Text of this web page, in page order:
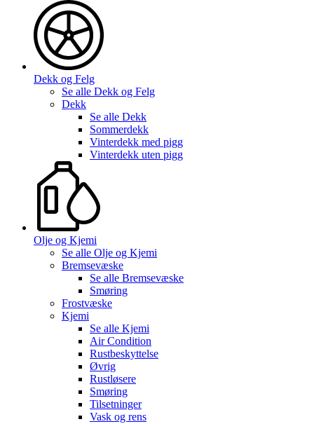
Dekk og Felg
Se alle Dekk og Felg
Dekk
Se alle Dekk
Sommerdekk
Vinterdekk med pigg
Vinterdekk uten pigg
Olje og Kjemi
Se alle Olje og Kjemi
Bremsevæske
Se alle Bremsevæske
Smøring
Frostvæske
Kjemi
Se alle Kjemi
Air Condition
Rustbeskyttelse
Øvrig
Rustløsere
Smøring
Tilsetninger
Vask og rens